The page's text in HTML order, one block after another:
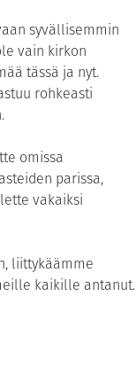
syvällisemmin
vain kirkon
tässä ja nyt.
rohkeasti
omissa
parissa,
vakaiksi
liittykäämme
kaikille antanut.